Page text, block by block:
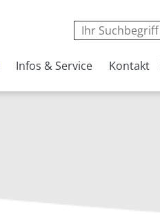
Infos & Service Kontakt